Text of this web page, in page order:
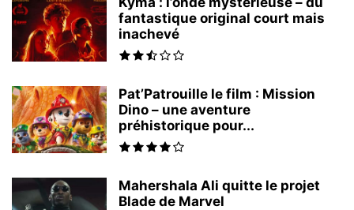
fantastique original court mais
inachevé
Pat’Patrouille le film : Mission
Dino – une aventure
préhistorique pour...
Mahershala Ali quitte le projet
Blade de Marvel